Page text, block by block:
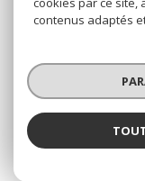
©
Nos honoraires
contenus adaptés